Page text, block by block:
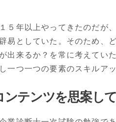
５年以上やってきたのだが
易としていた。そのため、
出来るか？を常に考えてい
一つ一つの要素のスキルアッ
ンテンツを思案し